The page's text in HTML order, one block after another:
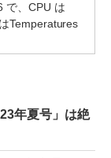
で、CPU は
Temperatures
年夏号」は絶